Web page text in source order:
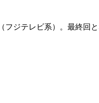
ジテレビ系）。最終回